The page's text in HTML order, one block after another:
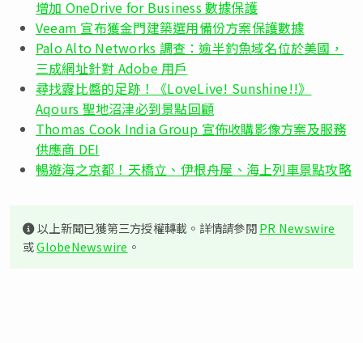
增加 OneDrive for Business 數據保護
Veeam 宣布獲金門建築選用備份方案保護數據
Palo Alto Networks 調查：逾半釣魚域名位於美國，
三成網址針對 Adobe 用戶
尋找露比醬的足跡！《LoveLive! Sunshine!!》
Aqours 聖地沼津必到景點回顧
Thomas Cook India Group 宣佈收購影像方案及服務
供應商 DEI
暢遊海之京都！天橋立、伊根舟屋、海上列車景點攻略
以上新聞已獲第三方授權轉載。詳情請參閱PR Newswire
或GlobeNewswire 。